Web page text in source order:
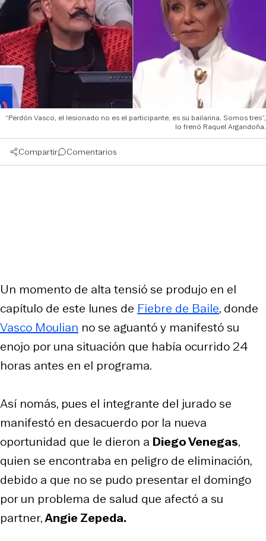
“Perdón Vasco, el lesionado no es el participante, es su bailarina. Somos tres”,
lo frenó Raquel Argandoña.
Compartir Comentarios
Un momento de alta tensió se produjo en el
capítulo de este lunes de Fiebre de Baile, donde
Vasco Moulian no se aguantó y manifestó su
enojo por una situación que había ocurrido 24
horas antes en el programa.
Así nomás, pues el integrante del jurado se
manifestó en desacuerdo por la nueva
oportunidad que le dieron a Diego Venegas,
quien se encontraba en peligro de eliminación,
debido a que no se pudo presentar el domingo
por un problema de salud que afectó a su
partner,Angie Zepeda.